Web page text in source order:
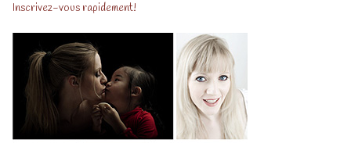
Inscrivez-vous rapidement!